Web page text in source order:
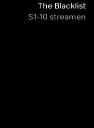
The Blacklist
S1-10 streamen